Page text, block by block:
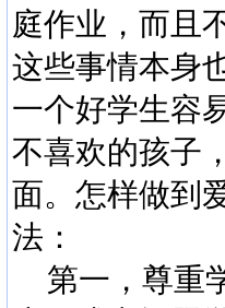
庭作业，而且
这些事情本身
一个好学生容
不喜欢的孩子
面。怎样做到
法：
第一，尊重